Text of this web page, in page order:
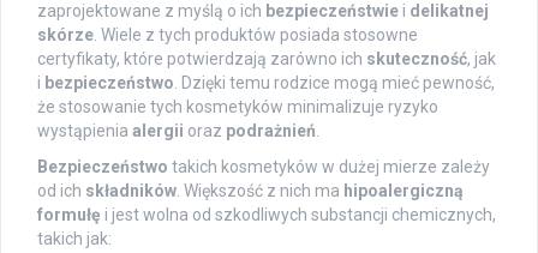
zaprojektowane z myślą o ich bezpieczeństwie i delikatnej
skórze. Wiele z tych produktów posiada stosowne
certyfikaty, które potwierdzają zarówno ich skuteczność, jak
i bezpieczeństwo. Dzięki temu rodzice mogą mieć pewność,
że stosowanie tych kosmetyków minimalizuje ryzyko
wystąpienia alergii oraz podrażnień.
Bezpieczeństwo takich kosmetyków w dużej mierze zależy
od ich składników. Większość z nich ma hipoalergiczną
formułę i jest wolna od szkodliwych substancji chemicznych,
takich jak: